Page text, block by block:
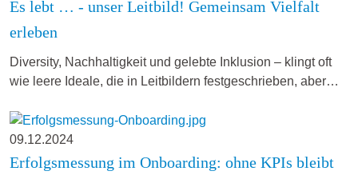
Es lebt … - unser Leitbild! Gemeinsam Vielfalt
erleben
Diversity, Nachhaltigkeit und gelebte Inklusion – klingt oft
wie leere Ideale, die in Leitbildern festgeschrieben, aber…
09.12.2024
Erfolgsmessung im Onboarding: ohne KPIs bleibt